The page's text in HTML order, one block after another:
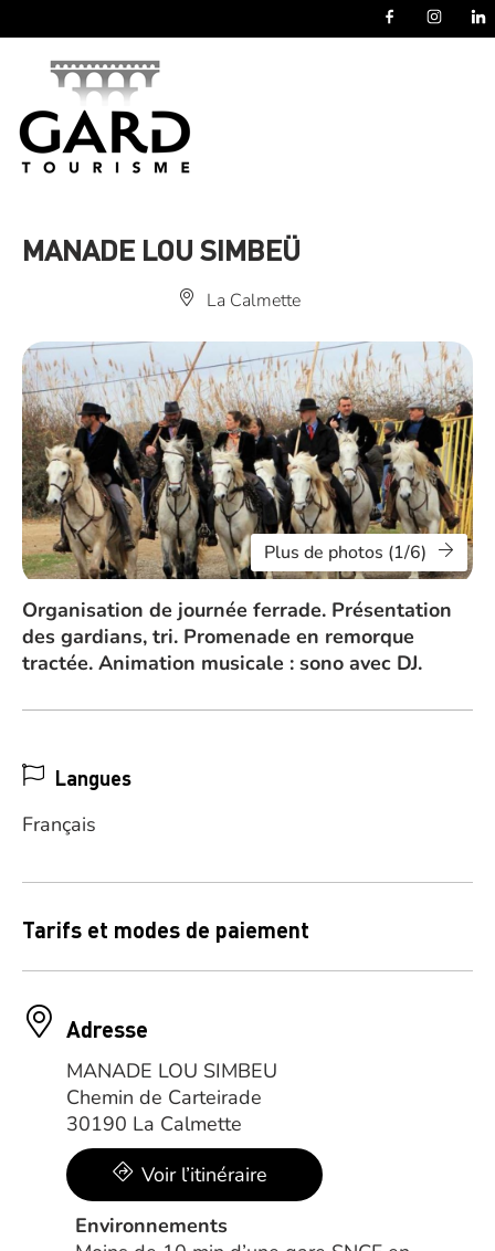
MANADE LOU SIMBEÜ
La Calmette
Plus de photos (1/6)
Organisation de journée ferrade. Présentation
des gardians, tri. Promenade en remorque
tractée. Animation musicale : sono avec DJ.
Langues
Français
Tarifs et modes de paiement
Adresse
MANADE LOU SIMBEU
Chemin de Carteirade
30190 La Calmette
Voir l’itinéraire
Environnements